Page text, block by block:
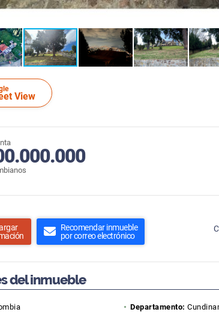
View
Recomendar inmueble
por correo electrónico
del inmueble
Departamento: